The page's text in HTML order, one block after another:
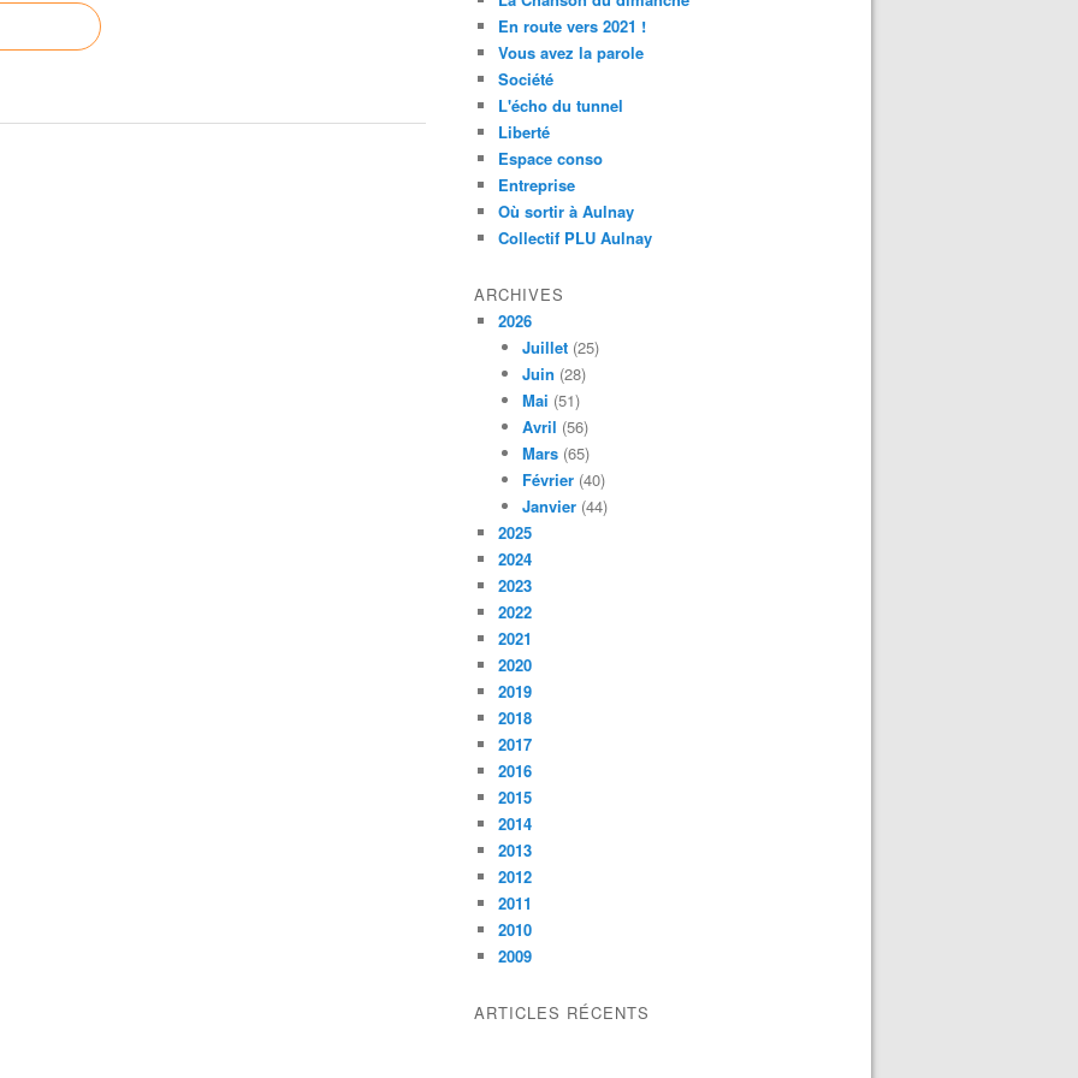
En route vers 2021 !
Vous avez la parole
Société
L'écho du tunnel
Liberté
Espace conso
Entreprise
Où sortir à Aulnay
Collectif PLU Aulnay
ARCHIVES
2026
Juillet (25)
Juin (28)
Mai (51)
Avril (56)
Mars (65)
Février (40)
Janvier (44)
2025
2024
2023
2022
2021
2020
2019
2018
2017
2016
2015
2014
2013
2012
2011
2010
2009
ARTICLES RÉCENTS